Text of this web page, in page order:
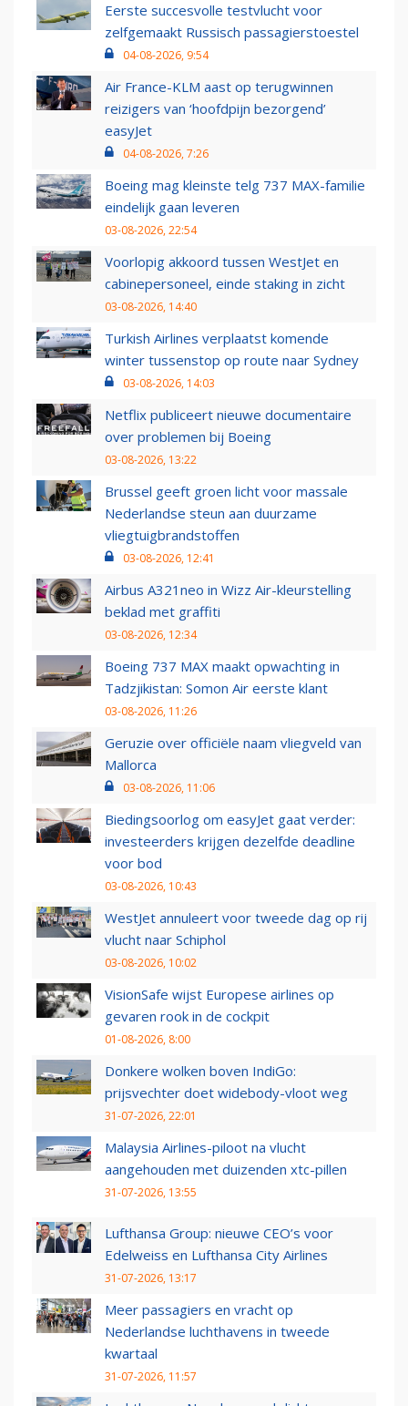
Eerste succesvolle testvlucht voor
zelfgemaakt Russisch passagierstoestel
04-08-2026, 9:54
Air France-KLM aast op terugwinnen
reizigers van ‘hoofdpijn bezorgend’
easyJet
04-08-2026, 7:26
Boeing mag kleinste telg 737 MAX-familie
eindelijk gaan leveren
03-08-2026, 22:54
Voorlopig akkoord tussen WestJet en
cabinepersoneel, einde staking in zicht
03-08-2026, 14:40
Turkish Airlines verplaatst komende
winter tussenstop op route naar Sydney
03-08-2026, 14:03
Netflix publiceert nieuwe documentaire
over problemen bij Boeing
03-08-2026, 13:22
Brussel geeft groen licht voor massale
Nederlandse steun aan duurzame
vliegtuigbrandstoffen
03-08-2026, 12:41
Airbus A321neo in Wizz Air-kleurstelling
beklad met graffiti
03-08-2026, 12:34
Boeing 737 MAX maakt opwachting in
Tadzjikistan: Somon Air eerste klant
03-08-2026, 11:26
Geruzie over officiële naam vliegveld van
Mallorca
03-08-2026, 11:06
Biedingsoorlog om easyJet gaat verder:
investeerders krijgen dezelfde deadline
voor bod
03-08-2026, 10:43
WestJet annuleert voor tweede dag op rij
vlucht naar Schiphol
03-08-2026, 10:02
VisionSafe wijst Europese airlines op
gevaren rook in de cockpit
01-08-2026, 8:00
Donkere wolken boven IndiGo:
prijsvechter doet widebody-vloot weg
31-07-2026, 22:01
Malaysia Airlines-piloot na vlucht
aangehouden met duizenden xtc-pillen
31-07-2026, 13:55
Lufthansa Group: nieuwe CEO’s voor
Edelweiss en Lufthansa City Airlines
31-07-2026, 13:17
Meer passagiers en vracht op
Nederlandse luchthavens in tweede
kwartaal
31-07-2026, 11:57